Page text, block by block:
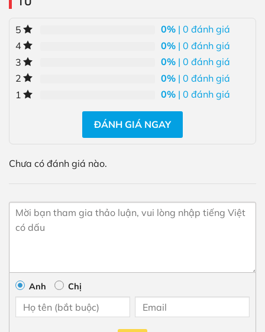
5 0% | 0 đánh giá
4
0% | 0 đánh giá
3
0% | 0 đánh giá
2
0% | 0 đánh giá
1
0% | 0 đánh giá
ĐÁNH GIÁ NGAY
Chưa có đánh giá nào.
Anh Chị